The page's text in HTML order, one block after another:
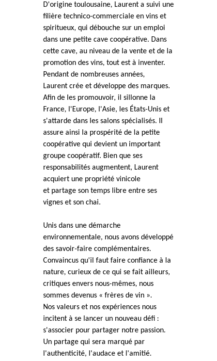
D'origine toulousaine, Laurent a suivi une
filière technico-commerciale en vins et
spiritueux, qui débouche sur un emploi
dans une petite cave coopérative. Dans
cette cave, au niveau de la vente et de la
promotion des vins, tout est à inventer.
Pendant de nombreuses années,
Laurent crée et développe des marques.
Afin de les promouvoir, il sillonne la
France, l'Europe, l'Asie, les États-Unis et
s'attarde dans les salons spécialisés. Il
assure ainsi la prospérité de la petite
coopérative qui devient un important
groupe coopératif. Bien que ses
responsabilités augmentent, Laurent
acquiert une propriété vinicole
et partage son temps libre entre ses
vignes et son chai.
Unis dans une démarche
environnementale, nous avons développé
des savoir-faire complémentaires.
Convaincus qu'il faut faire confiance à la
nature, curieux de ce qui se fait ailleurs,
critiques envers nous-mêmes, nous
sommes devenus « frères de vin ».
Nos valeurs et nos expériences nous
incitent à se lancer un nouveau défi :
s'associer pour partager notre passion.
Un partage qui sera marqué par
l'authenticité, l'audace et l'amitié.